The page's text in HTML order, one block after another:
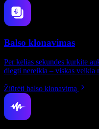
Balso klonavimas
Per kelias sekundes kurkite
diegti nereikia – viskas veikia
Žiūrėti balso klonavimą